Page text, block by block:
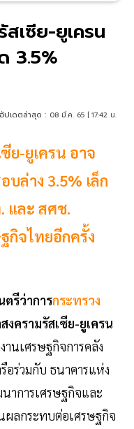
เซีย-ยูเครน
3.5%
อัปเดตล่าสุด : 08 มี.ค. 65 | 17:42 น.
ย-ยูเครน อาจ
ล่าง 3.5% เล็ก
และ สศช.
กิจไทยอีกครั้ง
รีว่าการกระทรวง
สงครามรัสเซีย-ยูเครน
นเศรษฐกิจการคลัง
ร่วมกับ ธนาคารแห่ง
าการเศรษฐกิจและ
ผลกระทบต่อเศรษฐกิจ